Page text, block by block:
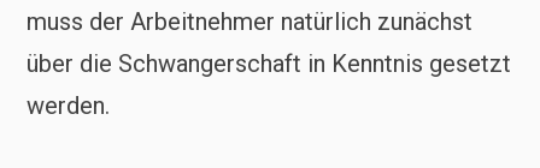
muss der Arbeitnehmer natürlich zunächst
über die Schwangerschaft in Kenntnis gesetzt
werden.